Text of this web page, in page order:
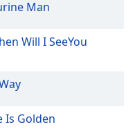
Man
Will I SeeYou
Is Golden